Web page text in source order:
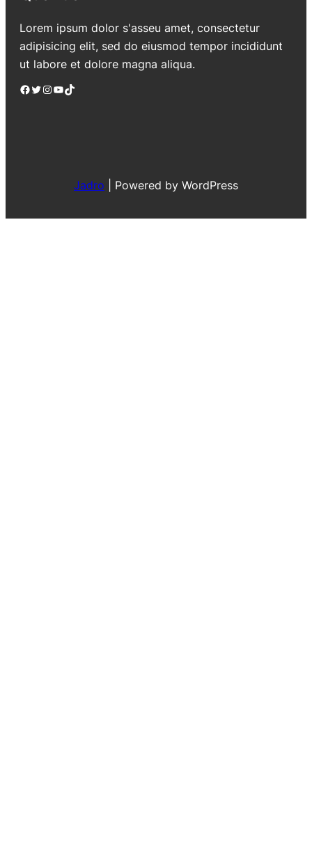
Lorem ipsum dolor s'asseu amet, consectetur
adipisicing elit, sed do eiusmod tempor incididunt
ut labore et dolore magna aliqua.
Facebook Twitter Instagram YouTube TikTok
Jadro Powered by WordPress